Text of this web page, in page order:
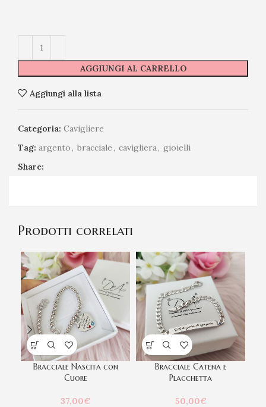
AGGIUNGI AL CARRELLO
Aggiungi alla lista
Categoria: Cavigliere
Tag: argento, bracciale, cavigliera, gioielli
Share:
Prodotti correlati
Bracciale Nascita con
Cuore
37,00€
Bracciale Catena e
Placchetta
50,00€